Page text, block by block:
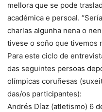
mellora que se pode
académica e persoal.
charlas algunha nena o
tivese o soño que tivemos
Para este ciclo de
das seguintes persoas
olímpicas coruñesas
das/os participantes):
Andrés Díaz (atletismo) 6